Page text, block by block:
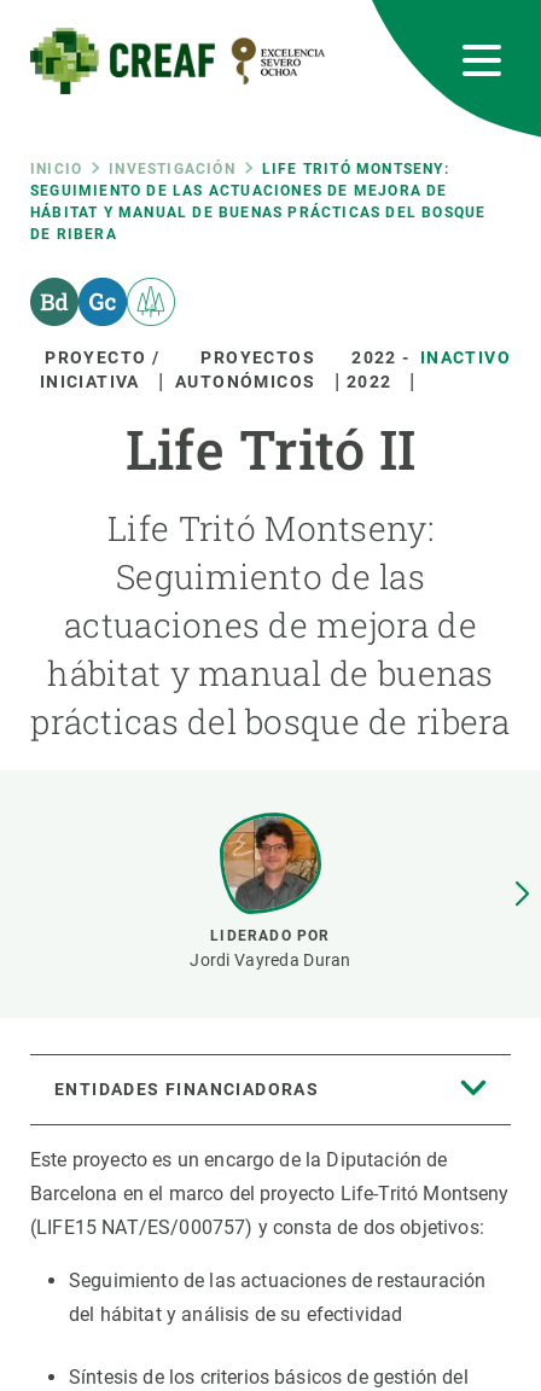
contenido
principal
Ruta
de
navegación
INICIO INVESTIGACIÓN
LIFE TRITÓ MONTSENY:
SEGUIMIENTO DE LAS ACTUACIONES DE MEJORA DE
HÁBITAT Y MANUAL DE BUENAS PRÁCTICAS DEL BOSQUE
DE RIBERA
PROYECTO /
INICIATIVA
PROYECTOS
AUTONÓMICOS
2022 -
2022
INACTIVO
Life Tritó II
Life Tritó Montseny:
Seguimiento de las
actuaciones de mejora de
hábitat y manual de buenas
prácticas del bosque de ribera
LIDERADO POR
Jordi Vayreda Duran
ENTIDADES FINANCIADORAS
Este proyecto es un encargo de la Diputación de
Barcelona en el marco del proyecto Life-Tritó Montseny
(LIFE15 NAT/ES/000757) y consta de dos objetivos:
Seguimiento de las actuaciones de restauración
del hábitat y análisis de su efectividad
Síntesis de los criterios básicos de gestión del
RRSS
Featured
responsive
INTRANET
Responsive
menu
SOBRE NOSOTROS
ÚNETE A NOSOTROS